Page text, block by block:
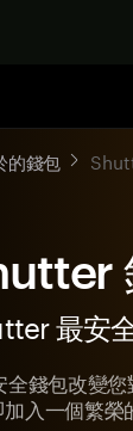
的錢包
最安
全錢包改變
入一個繁榮